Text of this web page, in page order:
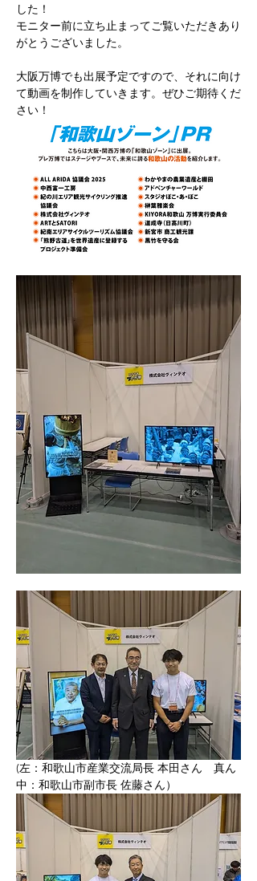
した！
モニター前に立ち止まってご覧いただきあり
がとうございました。
大阪万博でも出展予定ですので、それに向け
て動画を制作していきます。ぜひご期待くだ
さい！
(左：和歌山市産業交流局長 本田さん　真ん
中：和歌山市副市長 佐藤さん）